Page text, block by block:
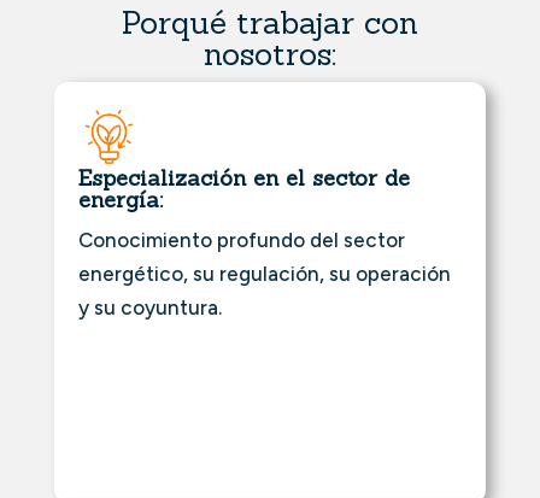
Porqué trabajar con
nosotros:
Especialización en el sector de
energía:
Conocimiento profundo del sector
energético, su regulación, su operación
y su coyuntura.